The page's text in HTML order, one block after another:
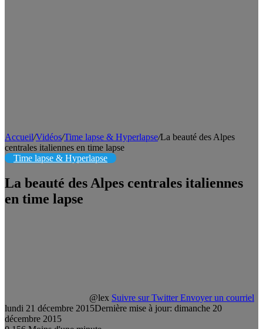
Accueil/Vidéos/Time lapse & Hyperlapse/La beauté des Alpes
centrales italiennes en time lapse
Time lapse & Hyperlapse
La beauté des Alpes centrales italiennes
en time lapse
@lex Suivre sur Twitter Envoyer un courriel
lundi 21 décembre 2015Dernière mise à jour: dimanche 20
décembre 2015